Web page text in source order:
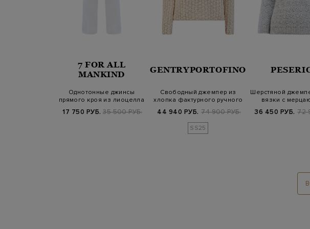
7 FOR ALL
MANKIND
Однотонные джинсы
прямого кроя из лиоцелла
17 750 РУБ. 35 500 РУБ.
GENTRYPORTOFINO
Свободный джемпер из
хлопка фактурного ручного
44 940 РУБ. 74 900 РУБ.
SS25
Шерстяной
вязки с
36 450 РУБ. 72